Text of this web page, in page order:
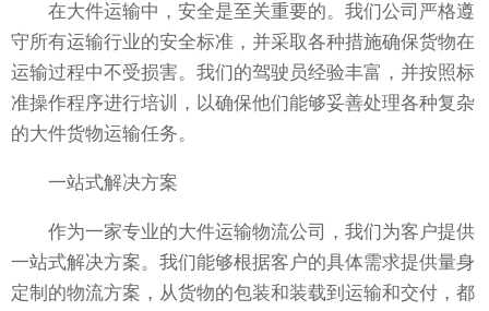
在大件运输中，安全是至关重要的。我们公司严格遵
守所有运输行业的安全标准，并采取各种措施确保货物在
运输过程中不受损害。我们的驾驶员经验丰富，并按照标
准操作程序进行培训，以确保他们能够妥善处理各种复杂
的大件货物运输任务。
一站式解决方案
作为一家专业的大件运输物流公司，我们为客户提供
一站式解决方案。我们能够根据客户的具体需求提供量身
定制的物流方案，从货物的包装和装载到运输和交付，都